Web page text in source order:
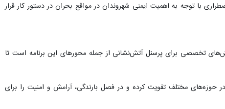
با توجه به اهمیت ایمنی شهروندان در مواقع بحران در دستور کار قرار
تخصصی برای پرسنل آتش‌نشانی از جمله محورهای این برنامه است تا
حوزه‌های مختلف تقویت کرده و در فصل بارندگی، آرامش و امنیت را برای